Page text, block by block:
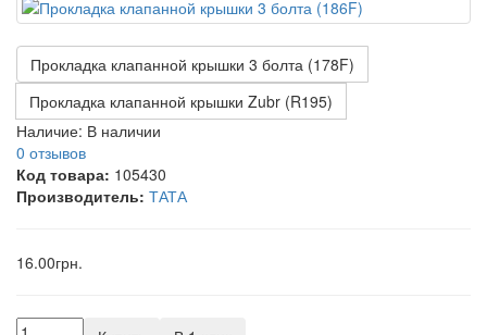
Прокладка клапанной крышки 3 болта (178F)
Прокладка клапанной крышки Zubr (R195)
Наличие: В наличии
0 отзывов
Код товара: 105430
Производитель: ТАТА
16.00грн.